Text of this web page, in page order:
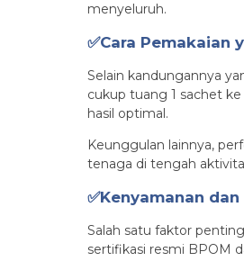
menyeluruh.
✅Cara Pemakaian
Selain kandungannya
cukup tuang 1 sachet
hasil optimal.
Keunggulan lainnya,
tenaga di tengah
✅Kenyamanan
Salah satu faktor
sertifikasi resmi BPOM